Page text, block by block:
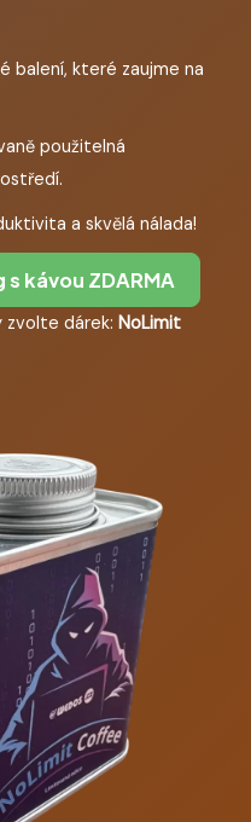
balení, které zaujme na
použitelná
a skvělá nálada!
kávou ZDARMA
zvolte dárek: NoLimit